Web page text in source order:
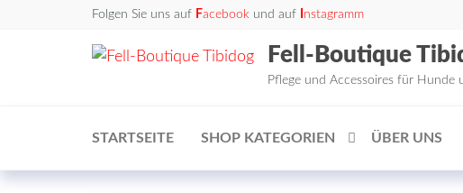
Folgen Sie uns auf Facebook und auf nstagramm
Fell-Boutique
Pflege und Accessoires für Hunde
STARTSEITE SHOP KATEGORIEN ÜBER UNS